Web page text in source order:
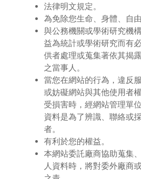
法律明文規定。
為免除您生命、身體、自
與公務機關或學術研究機
益為統計或學術研究而有
供者處理或蒐集著依其揭
之當事人。
當您在網站的行為，違反
或妨礙網站與其他使用者
受損害時，經網站管理單
資料是為了辨識、聯絡或
者。
有利於您的權益。
本網站委託廠商協助蒐集
人資料時，將對委外廠商